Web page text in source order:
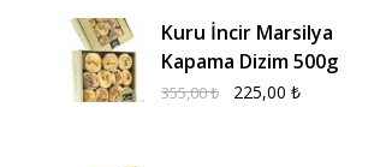
Kuru İncir Marsilya
Kapama Dizim 500g
355,00₺ 225,00 ₺